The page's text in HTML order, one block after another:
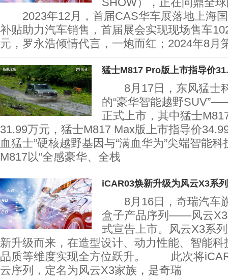
2023年12月，首届CAS华车展落地上海国
补贴助力汽车销售，首届展会实现现场售车
元，罗永浩倾情代言，一炮而红；2024年8月
猛士M817 Pro版上市指导价
8月17日，东风猛士
的“豪华智能越野
正式上市，其中猛士
31.99万元，猛士M817 Max版上市指导价
血猛士”硬核越野基因与“满血华为”尖端智能
M817以“全感豪华、全栈
iCAR03焕新升级为风云X3系
8月16日，奇瑞汽车
盒子产品序列——风云X3
式宣告上市。风云X3系
新升级而来，在造型设计、动力性能、智能
品质等维度实现全方位跃升。 此次将
云序列，定名为风云X3家族，是奇瑞